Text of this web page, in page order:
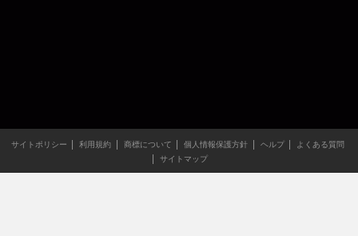
サイトポリシー 利用規約 商標について 個人情報保護方針 ヘルプ
よくある質問
サイトマップ